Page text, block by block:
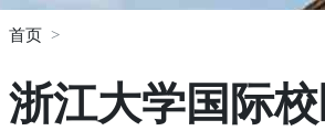
首页
浙江大学国际校